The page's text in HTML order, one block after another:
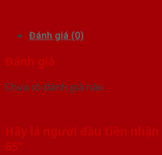
Đánh giá (0)
Đánh giá
Chưa có đánh giá nào.
Hãy là người đầu tiên nhận
65”